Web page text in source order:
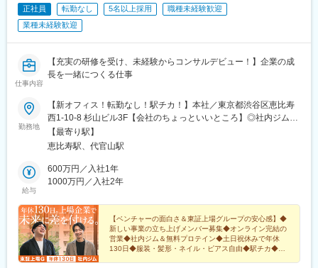
正社員 転勤なし 5名以上採用
職種未経験歓迎
業種未経験歓迎
仕事内容
【充実の研修を受け、未経験からコンサルデビュー！】企業の成
長を一緒につくる仕事
勤務地
【新オフィス！転勤なし！駅チカ！】本社／東京都渋谷区恵比寿
西1-10-8 杉山ビル3F【会社のちょっといいところ】◎社内ジム・
無料プロテイン（もうすぐ完成）◎集中したいときにこもれる個
室ブース◎レンジ・冷蔵庫完備◎近くにコンビニ・飲食店・銀
【最寄り駅】
恵比寿駅、代官山駅
給与
600万円／入社1年
1000万円／入社2年
【ベンチャーの面白さ＆東証上場グループの安心感】◆
新しい事業の立ち上げメンバー募集◆オンライン完結の
営業◆社内ジム＆無料プロテイン◆土日祝休みで年休
130日◆服装・髪形・ネイル・ピアス自由◆駅チカ◆転